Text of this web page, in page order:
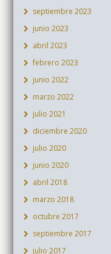
septiembre 2023
junio 2023
abril 2023
febrero 2023
junio 2022
marzo 2022
julio 2021
diciembre 2020
julio 2020
junio 2020
abril 2018
marzo 2018
octubre 2017
septiembre 2017
julio 2017